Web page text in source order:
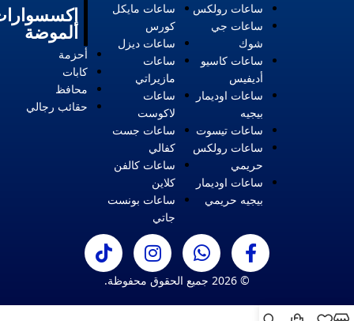
الموضة
أحزمة
كابات
محافظ
حقائب رجالي
ساعات مايكل
كورس
ساعات ديزل
ساعات
مازيراتي
ساعات
لاكوست
ساعات جست
كفالي
ساعات كالفن
كلاين
ساعات بونست
جاتي
ساعات رولكس
ساعات جي
شوك
ساعات كاسيو
أديفيس
ساعات اوديمار
بيجيه
ساعات تيسوت
ساعات رولكس
حريمي
ساعات اوديمار
بيجيه حريمي
© 2026 جميع الحقوق محفوظة.